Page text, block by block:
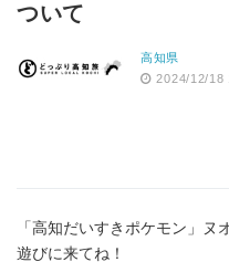
ついて
高知県
2024/12/18
「高知だいすきポケモン」
遊びに来てね！